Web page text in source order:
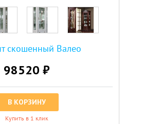
скошенный Валео
98520 ₽
В КОРЗИНУ
Купить в 1 клик